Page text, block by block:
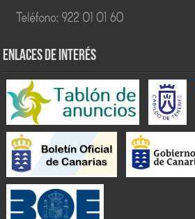
ENLACES DE INTERÉS